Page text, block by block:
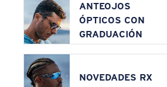
ANTEOJOS
ÓPTICOS CON
GRADUACIÓN
NOVEDADES RX